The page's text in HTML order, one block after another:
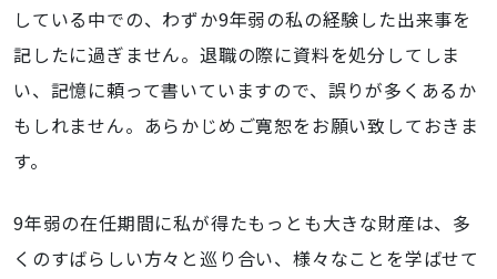
している中での、わずか9年弱の私の経験した出来事を
記したに過ぎません。退職の際に資料を処分してしま
い、記憶に頼って書いていますので、誤りが多くあるか
もしれません。あらかじめご寛恕をお願い致しておきま
す。
9年弱の在任期間に私が得たもっとも大きな財産は、多
くのすばらしい方々と巡り合い、様々なことを学ばせて